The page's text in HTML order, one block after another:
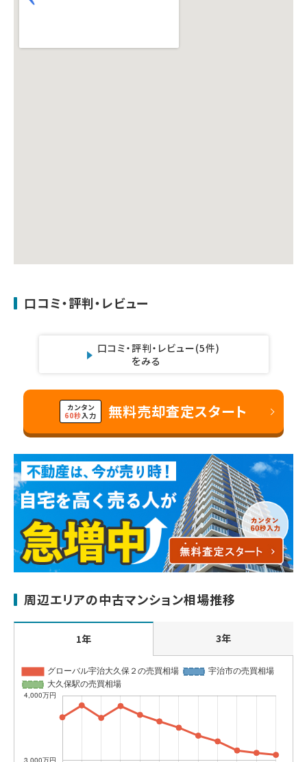
口コミ・評判・レビュー
口コミ・評判・レビュー
をみる
(5件)
カンタン
60秒入力 無料売却査定スタート
周辺エリアの中古マンション相場推移
1年 3年